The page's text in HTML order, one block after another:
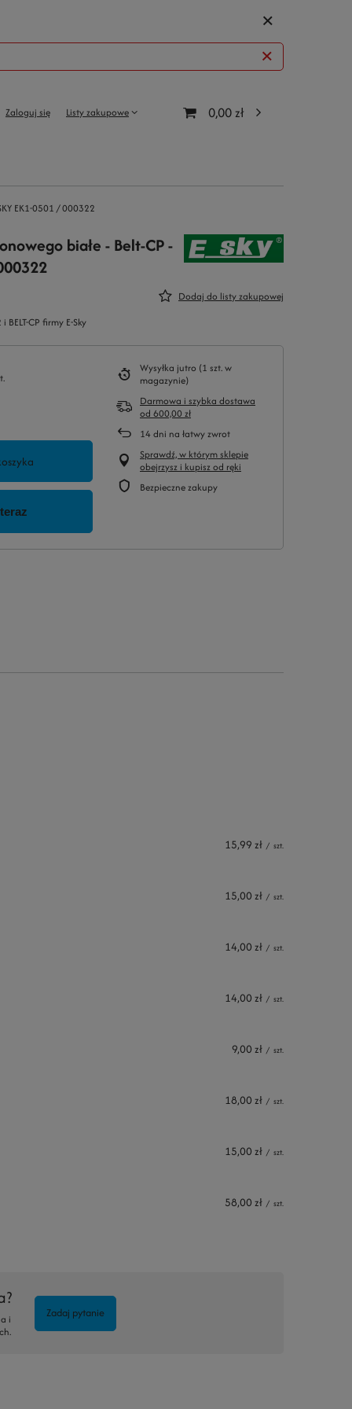
Zaloguj się Listy zakupowe 0,00 zł
EK1-0501 / 000322
białe - Belt-CP -
Dodaj do listy zakupowej
CP firmy E-Sky
Wysyłka jutro (1 szt. w
magazynie)
Darmowa i szybka dostawa
od 600,00 zł
14dni na łatwy zwrot
Sprawdź, w którym sklepie
obejrzysz i kupisz od ręki
Bezpieczne zakupy
15,99 zł / szt.
15,00 zł / szt.
14,00 zł / szt.
14,00 zł / szt.
9,00 zł / szt.
18,00 zł / szt.
15,00 zł / szt.
58,00 zł / szt.
i
Zadaj pytanie